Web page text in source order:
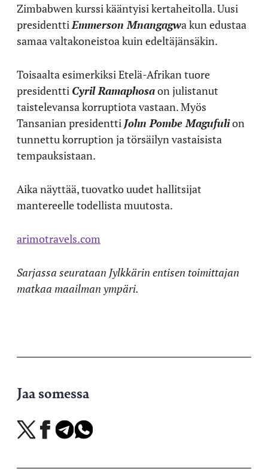
Zimbabwen kurssi kääntyisi kertaheitolla. Uusi
presidentti Emmerson Mnangagwa kun edustaa
samaa valtakoneistoa kuin edeltäjänsäkin.
Toisaalta esimerkiksi Etelä-Afrikan tuore
presidentti Cyril Ramaphosaon julistanut
taistelevansa korruptiota vastaan. Myös
Tansanian presidentti John Pombe Magufulion
tunnettu korruption ja törsäilyn vastaisista
tempauksistaan.
Aika näyttää, tuovatko uudet hallitsijat
mantereelle todellista muutosta.
arimotravels.com
Sarjassa seurataan Jylkkärin entisen toimittajan
matkaa maailman ympäri.
Jaa somessa
Jaa
X-
Jaa
Facebookissa
Jaa
Telegramissa
Jaa
WhatsAppissa